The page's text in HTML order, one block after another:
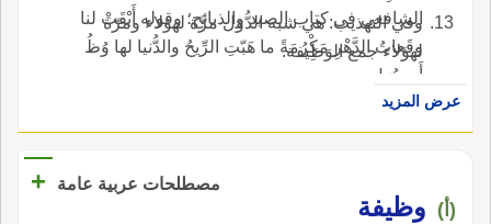
الشافعي في كتاب الصيد والذبائح؛ وقوله أَبْقَتْ لنا
وقَعاتُ الدَّهْرِ مَكْرُمَةً ما هَبّتِ الرِّيحُ والدُّنيا لها وُظُ
أَي دُوَل.
وفي التهذيب: هي شبه الدُّوَل مرَّة لهؤلاء ومرّة
لهؤلاء جمع الوَظِيفة.
عرض المزيد
مصطلحات عربية عامة +
(أ) وظيفة